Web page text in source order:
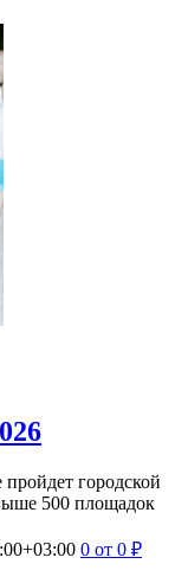
городской
500 площадок
0 от 0 ₽